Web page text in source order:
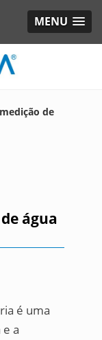
MENU
de
água
é uma
a